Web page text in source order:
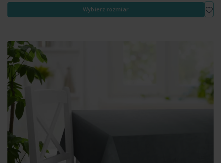
Wybierz rozmiar